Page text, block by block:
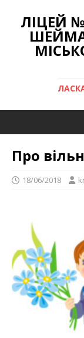
ЛІЦЕЙ
Про
18/06/2018